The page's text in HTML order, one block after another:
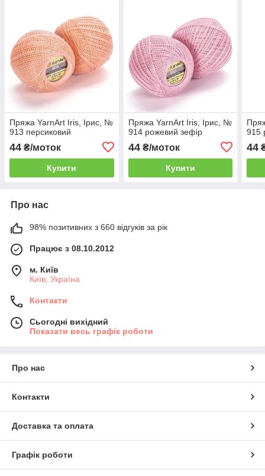
Пряжа YarnArt Iris, Ірис, №
913 персиковий
44 ₴/моток
Купити
Пряжа YarnArt Iris, Ірис, №
914 рожевий зефір
44₴/моток
Купити
915
44
Про нас
98% позитивних з 660 відгуків за рік
Працює з 08.10.2012
м. Київ
Київ, Україна
Контакти
Сьогодні вихідний
Показати весь графік роботи
Про нас
Контакти
Доставка та оплата
Графік роботи